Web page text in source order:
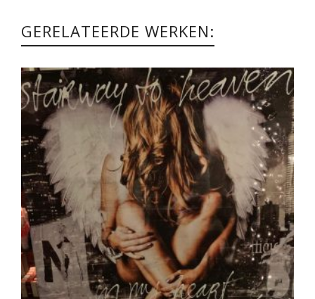
GERELATEERDE WERKEN: